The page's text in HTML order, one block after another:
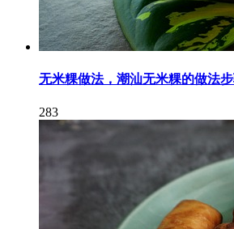
无米粿做法，潮汕无米粿的做法
283